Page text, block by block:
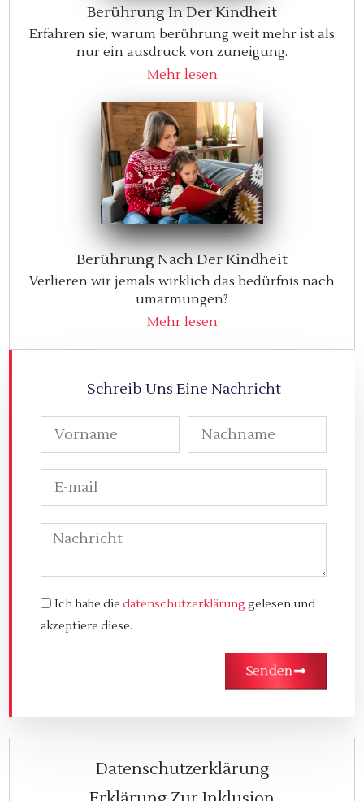
Berührung In Der Kindheit
Erfahren sie, warum berührung weit mehr ist als
nur ein ausdruck von zuneigung.
Mehr lesen
Berührung Nach Der Kindheit
Verlieren wir jemals wirklich das bedürfnis nach
umarmungen?
Mehr lesen
Schreib Uns Eine Nachricht
Ich habe diedatenschutzerklärung gelesen und
akzeptiere diese.
Senden
Datenschutzerklärung